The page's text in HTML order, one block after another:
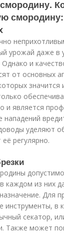
урожай даже в
и
от основных
значится
и является
нападений
уделяют
регулярно.
каждом из них
Для
инструменты, в
секатор,
Также может